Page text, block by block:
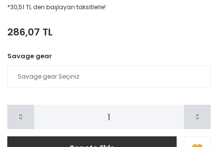
*30,51 TL den başlayan taksitlerle!
286,07 TL
Savage gear